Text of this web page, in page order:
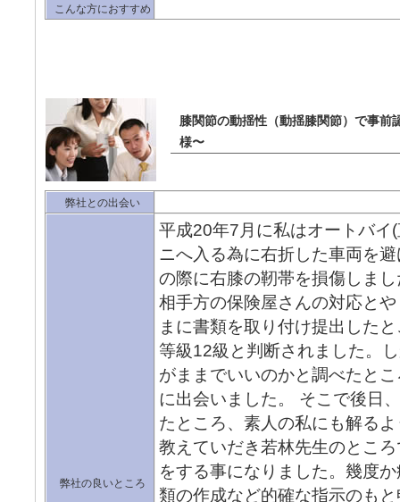
こんな方におすすめ
膝関節の動揺性（動揺膝関節）で事
様〜
弊社との出会い
弊社の良いところ
平成20年7月に私はオートバイ
ニへ入る為に右折した車両を
の際に右膝の靭帯を損傷しま
相手方の保険屋さんの対応と
まに書類を取り付け提出した
等級12級と判断されました。
がままでいいのかと調べたと
に出会いました。 そこで後日
たところ、素人の私にも解る
教えていだき若林先生のとこ
をする事になりました。幾度
類の作成など的確な指示のも